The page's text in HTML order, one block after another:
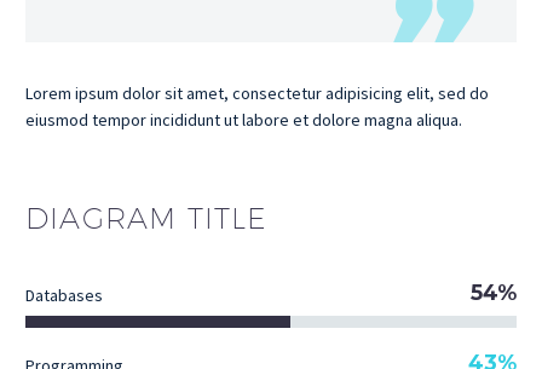
Lorem ipsum dolor sit amet, consectetur adipisicing elit, sed do
eiusmod tempor incididunt ut labore et dolore magna aliqua.
DIAGRAM TITLE
Databases 54%
43%